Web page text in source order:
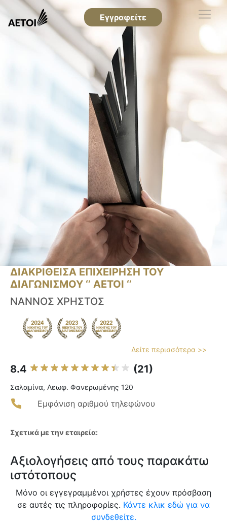
Εγγραφείτε
ΔΙΑΚΡΙΘΕΙΣΑ ΕΠΙΧΕΙΡΗΣΗ ΤΟΥ
ΔΙΑΓΩΝΙΣΜΟΥ ‘’ ΑΕΤΟΙ ‘’
ΝΑΝΝΟΣ ΧΡΗΣΤΟΣ
Δείτε περισσότερα >>
8.4 (21)
Σαλαμίνα, Λεωφ. Φανερωμένης 120
Εμφάνιση αριθμού τηλεφώνου
Σχετικά με την εταιρεία:
Αξιολογήσεις από τους παρακάτω
ιστότοπους
Μόνο οι εγγεγραμμένοι χρήστες έχουν πρόσβαση
σε αυτές τις πληροφορίες. Κάντε κλικ εδώ για να
συνδεθείτε.